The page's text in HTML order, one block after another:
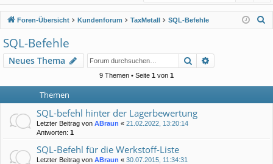
ne
llz
ug
rif
f
en
m
el
ist
rie
Foren-Übersicht Kundenforum TaxMetall SQL-Befehle
SQL-Befehle
Neues Thema Suche
9 Themen • Seite 1 von 1
Themen
SQL-befehl hinter der Lagerbewertung
Letzter Beitrag von ABraun « 21.02.2022, 13:20:14
Antworten: 1
SQL-Befehl für die Werkstoff-Liste
Letzter Beitrag von ABraun « 30.07.2015, 11:34:31